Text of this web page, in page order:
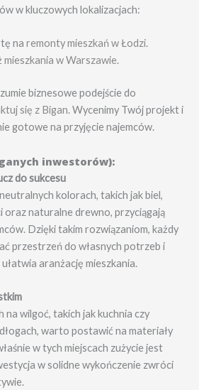
w kluczowych lokalizacjach:
na remonty mieszkań w Łodzi.
mieszkania w Warszawie.
biznesowe podejście do
się z Bigan. Wycenimy Twój projekt i
gotowe na przyjęcie najemców.
inwestorów):
do sukcesu
kolorach, takich jak biel,
oraz naturalne drewno, przyciągają
Dzięki takim rozwiązaniom, każdy
przestrzeń do własnych potrzeb i
aranżację mieszkania.
wilgoć, takich jak kuchnia czy
warto postawić na materiały
w tych miejscach zużycie jest
w solidne wykończenie zwróci